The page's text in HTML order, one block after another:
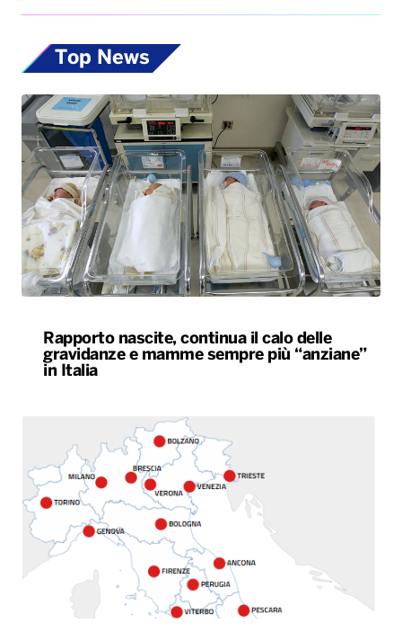
Top News
Rapporto nascite, continua il calo delle
gravidanze e mamme sempre più “anziane”
in Italia